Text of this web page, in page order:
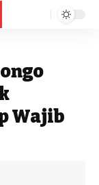
Wajib